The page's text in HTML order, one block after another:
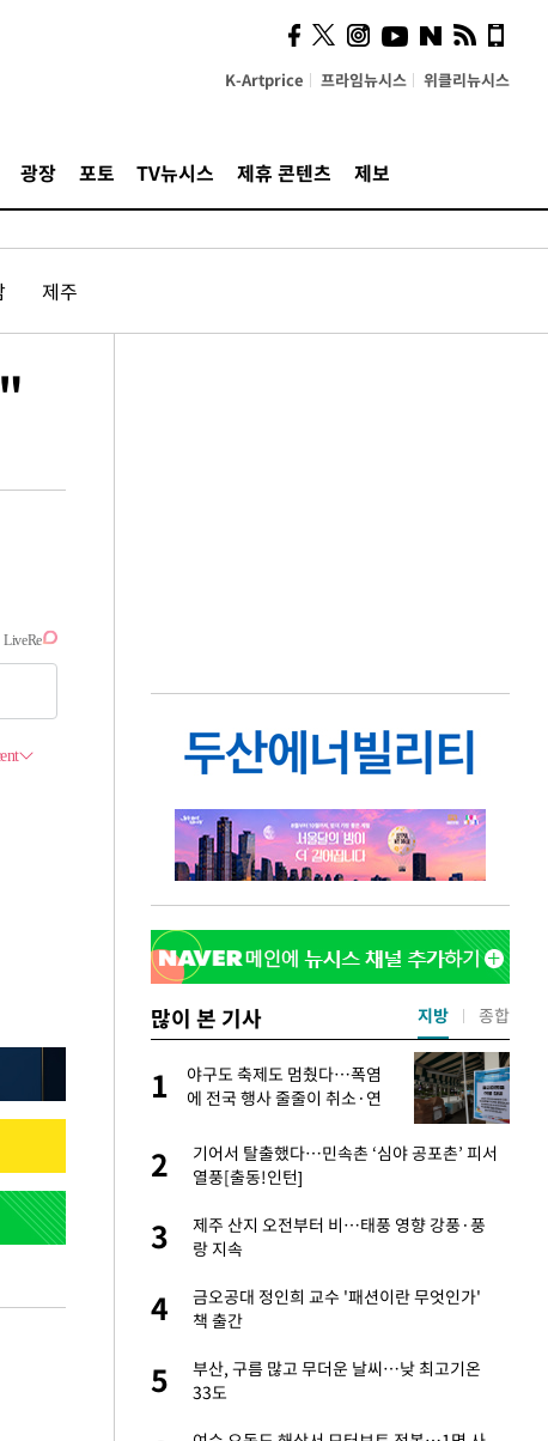
K-Artprice 프라임뉴시스 위클리뉴시스
광장 포토 TV뉴시스 제휴 콘텐츠 제보
제주
많이 본 기사
서 기아차 덕에
1
야구도 축제도 멈췄다…폭염
에 전국 행사 줄줄이 취소·연
2
기어서 탈출했다…민속촌 ‘심야 공포촌’ 피서
열풍[출동!인턴]
3
제주 산지 오전부터 비…태풍 영향 강풍·풍
랑 지속
4
금오공대 정인희 교수 '패션이란 무엇인가'
책 출간
5
부산, 구름 많고 무더운 날씨…낮 최고기온
33도
지방 종합